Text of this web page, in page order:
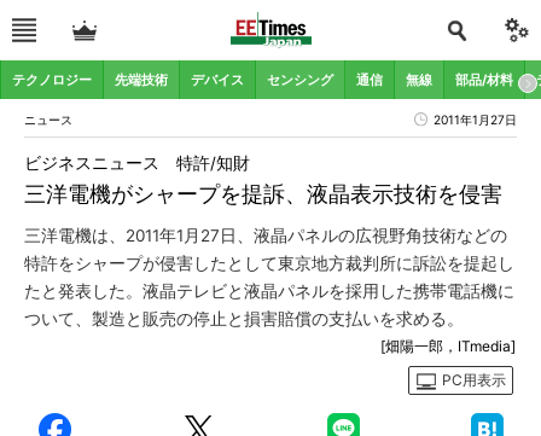
テクノロジー 先端技術 デバイス センシング 通信 無線 部品/材料
ニュース 2011年1月27日
三洋電機がシャープを提訴、液晶表示技術を侵害
ビジネスニュース 特許/知財
三洋電機は、2011年1月27日、液晶パネルの広視野角技術などの
特許をシャープが侵害したとして東京地方裁判所に訴訟を提起し
たと発表した。液晶テレビと液晶パネルを採用した携帯電話機に
ついて、製造と販売の停止と損害賠償の支払いを求める。
[畑陽一郎，ITmedia]
PC用表示